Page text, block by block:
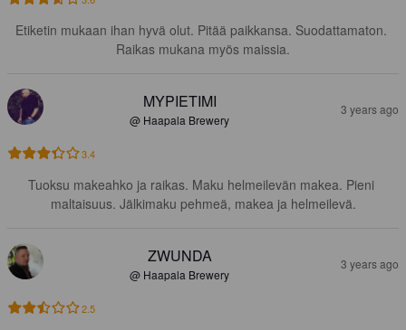
Etiketin mukaan ihan hyvä olut. Pitää paikkansa. Suodattamaton.
Raikas mukana myös maissia.
MYPIETIMI
@ Haapala Brewery
3 years ago
3.4
Tuoksu makeahko ja raikas. Maku helmeilevän makea. Pieni
maltaisuus. Jälkimaku pehmeä, makea ja helmeilevä.
ZWUNDA
@ Haapala Brewery
3 years ago
2.5